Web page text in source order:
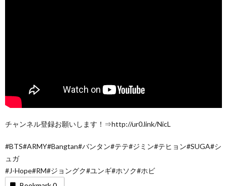
チャンネル登録お願いします！⇒http://ur0.link/NicL
#BTS#ARMY#Bangtan#バンタン#テテ#ジミン#テヒョン#SUGA#シ
ュガ
#J-Hope#RM#ジョングク#ユンギ#ホソク#ホビ